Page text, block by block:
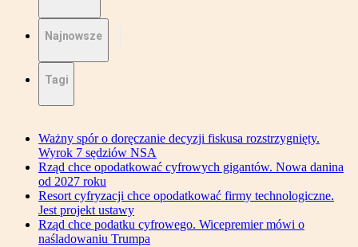
Najnowsze
Tagi
Ważny spór o doręczanie decyzji fiskusa rozstrzygnięty.
Wyrok 7 sędziów NSA
Rząd chce opodatkować cyfrowych gigantów. Nowa danina
od 2027 roku
Resort cyfryzacji chce opodatkować firmy technologiczne.
Jest projekt ustawy
Rząd chce podatku cyfrowego. Wicepremier mówi o
naśladowaniu Trumpa